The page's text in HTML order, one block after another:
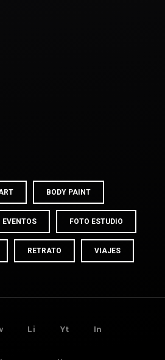
BODY PAINT
EVENTOS FOTO ESTUDIO
RETRATO VIAJES
Li Yt In